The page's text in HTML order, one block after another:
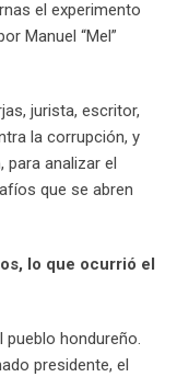
el experimento
Manuel “Mel”
jurista, escritor,
la corrupción, y
para analizar el
que se abren
lo que ocurrió el
hondureño.
presidente, el